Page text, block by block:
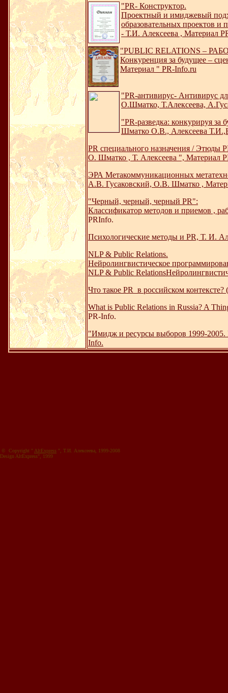
"PR- Конструктор.
Проектный и имиджевый
образовательных проектов и
- Т.И. Алексеева , Материал
"PUBLIC RELATIONS –
Конкуренция за будущее –
Материал " PR-Info.ru
"PR-антивирус- Антивирус
О.Шматко, Т.Алексеева,
"PR-разведка: конкурируя
Шматко О.В., Алексеева
PR специального назначения / Этюды
О. Шматко , Т. Алексеева ", Материал
ЭРА Метакоммуникационных
А.В. Гусаковский, О.В. Шматко ,
"Черный, черный, черный PR":
Классификатор методов и приемов ,
PRInfo.
Психологические методы и PR, Т. И.
NLP & Public Relations.
Нейролингвистическое
NLP & Public
Что такое PR в российском
What is Public Relations in Russia? A
PR-Info.
"Имидж и ресурсы выборов 1999-2005.
Info.
© Copyright " AltExpress ", Т.И. Алекcеева, 1999-2008
Design AltExpress", 1999